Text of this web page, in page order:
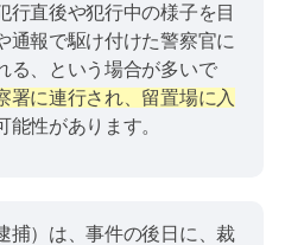
行直後や犯行中の様子を目
通報で駆け付けた警察官に
る、という場合が多いで
署に連行され、留置場に入
能性があります。
捕）は、事件の後日に、裁